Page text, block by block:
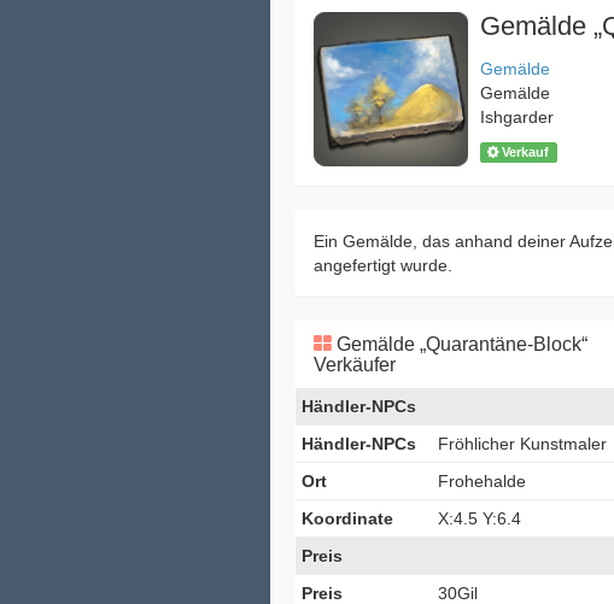
Gemälde
Gemälde
Gemälde
Ishgarder
Verkauf
Ein Gemälde, das anhand deiner
angefertigt wurde.
Gemälde „Quarantäne-Block“
Verkäufer
Händler-NPCs
Händler-NPCs
Fröhlicher Kunstmaler
Ort
Frohehalde
Koordinate
X:4.5 Y:6.4
Preis
Preis
30Gil